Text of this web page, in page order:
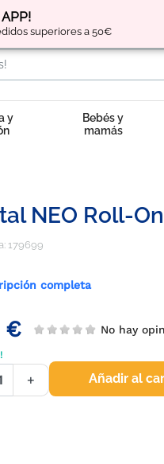
superiores a 50€
y obtén
y
Bebés y
mamás
NEO Roll-
179699
completa
€ No hay
+ Añadir al